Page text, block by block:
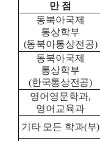
만 점
동북아국제
통상학부
(동북아통상전공)
동북아국제
통상학부
(한국통상전공)
영어영문학과,
영어교육과
기타 모든 학과(부)